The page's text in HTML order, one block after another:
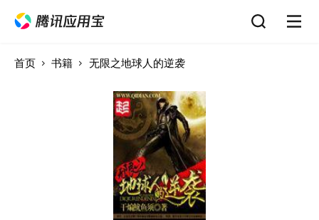
首页 书籍 无限之地球人的逆袭